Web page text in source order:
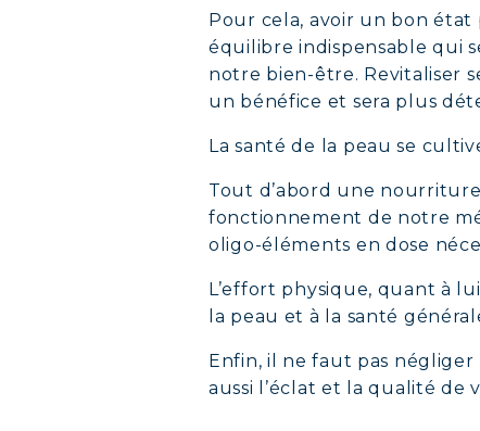
Pour cela, avoir un bon
équilibre indispensable qui
notre bien-être. Revitaliser
un bénéfice et sera plus
La santé de la peau se
Tout d’abord une
fonctionnement de notre
oligo-éléments en dose
L’effort physique, quant à
la peau et à la santé
Enfin, il ne faut pas
aussi l’éclat et la qualité de